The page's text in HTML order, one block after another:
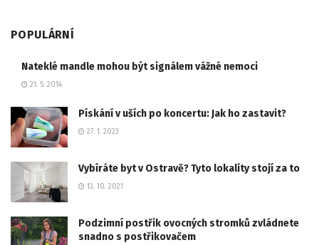
POPULÁRNÍ
Nateklé mandle mohou být signálem vážné nemoci
21. 5. 2014
Pískání v uších po koncertu: Jak ho zastavit?
27. 1. 2023
Vybíráte byt v Ostravě? Tyto lokality stojí za to
13. 10. 2021
Podzimní postřik ovocných stromků zvládnete
snadno s postřikovačem